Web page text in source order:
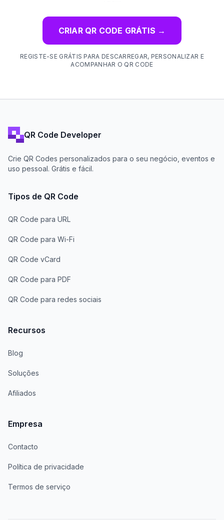
CRIAR QR CODE GRÁTIS →
REGISTE-SE GRÁTIS PARA DESCARREGAR, PERSONALIZAR E
ACOMPANHAR O QR CODE
QR Code Developer
Crie QR Codes personalizados para o seu negócio, eventos e
uso pessoal. Grátis e fácil.
Tipos de QR Code
QR Code para URL
QR Code para Wi-Fi
QR Code vCard
QR Code para PDF
QR Code para redes sociais
Recursos
Blog
Soluções
Afiliados
Empresa
Contacto
Política de privacidade
Termos de serviço